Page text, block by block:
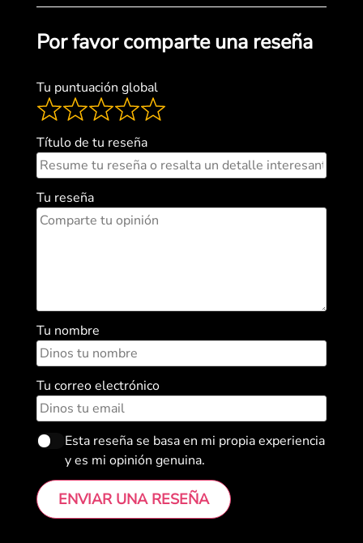
Por favor comparte una reseña
Tu puntuación global
Título de tu reseña
Tu reseña
Tu nombre
Tu correo electrónico
Esta reseña se basa en mi propia experiencia
y es mi opinión genuina.
ENVIAR UNA RESEÑA